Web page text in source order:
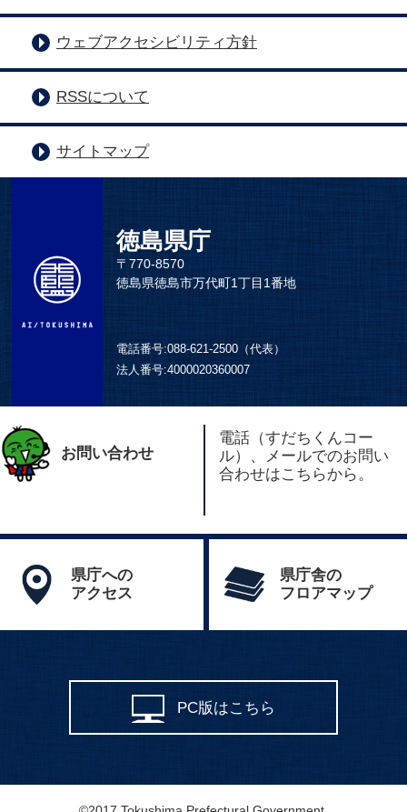
ウェブアクセシビリティ方針
RSSについて
サイトマップ
徳島県庁
〒770-8570
徳島県徳島市万代町1丁目1番地
電話番号:088-621-2500（代表）
法人番号:4000020360007
お問い合わせ
電話（すだちくんコー
ル）、メールでのお問い
合わせはこちらから。
県庁への
アクセス
県庁舎の
フロアマップ
PC版はこちら